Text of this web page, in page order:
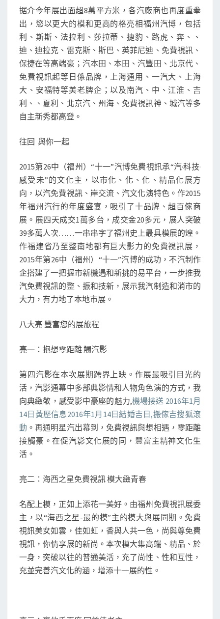
_
新
聞
中
心
_
易
車
据介今年展出面超8萬平方米，各汽廠商也再度重拳
出，慾以更大的模和更高的格亮相福州汽博，包括
利、斯斯、法拉利、莎拉蒂、捷豹、路虎、奔、、
迪、迪拉克、雷克斯、斯巴、英菲尼迪、免費視訊、
保捷在等高端豪；汽本田、本田、汽豐田、北京代、
免費視訊起等日係品牌，上海通用、一汽大、上海
大、安福特等美老牌企；以及南汽、中、江淮、吉
利、、夏利、北京汽、州海、免費視訊神、城汽等多
自主新秀都高登。
往回 與你一起
2015第26中（福州）“十一”汽博免費視訊承“汽·科技·
感受未”的文化主，以市化、化、化、精品化展方
向，以汽免費視訊、岸交流、汽文化演特色。作2015
年福州汽行的年度盛宴，吸引了十品牌、超百傢商
展。展四天成交1萬多台，成交金20多元，展人突破
39多萬人次……一串串字了福州史上最具模展的煌。
作福建省乃至整南地都有巨大影力的免費視訊展，
2015年第26中（福州）“十一”汽博的成功，不汽制作
企搭建了一把握市新機遇和新挑的易平台，一步推我
汽免費視訊的整、振和技新，展示我汽制造和消市的
大力，有力地了本地市展。
八大亮 豐富您的展旅程
亮一：抱想零距離 觸汽影
第四汽影在本次展期跨界上映。作展最吸引目光的
活，汽影通幕中多部典影情和人物角色演的方式，我
向典緻敬，感受影中豪座的魅力,機場接送 2016年1月
14日黃歷信息2016年1月14日結婚吉日,搬傢吉搜狐滾
動 。再通明星汽出幕到，免費視訊與想相遇，零距離
接觸豪。在促汽影文化展的同，豐富主精神文化生
活。
亮二：海西之星免費視訊 模大緻青春
名配上模，正如上添花一美好。由福州免費視訊展委
主，以“海西之星-最的模”主的模大與展同期。免費
視訊美女如雲，佳如虹，香與人共一色，尚與尊免費
視訊，你情享展的新尚。本次模大集高端、精品、於
一身，突破以往的普通美活，充了尚性、性和互性，
充並完善汽文化的涵，增添十一展的性。